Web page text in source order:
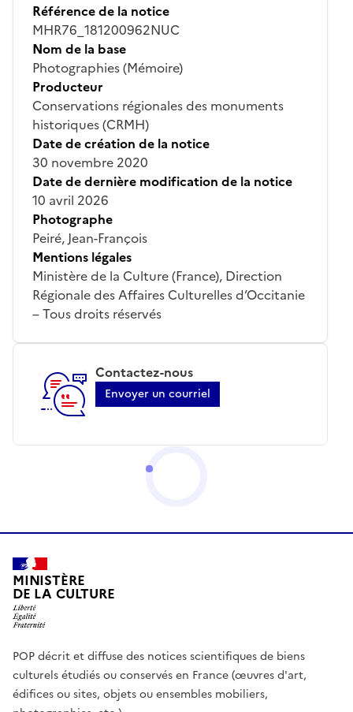
Référence de la notice
MHR76_181200962NUC
Nom de la base
Photographies (Mémoire)
Producteur
Conservations régionales des monuments
historiques (CRMH)
Date de création de la notice
30 novembre 2020
Date de dernière modification de la notice
10 avril 2026
Photographe
Peiré, Jean-François
Mentions légales
Ministère de la Culture (France), Direction
Régionale des Affaires Culturelles d’Occitanie
– Tous droits réservés
Contactez-nous
Envoyer un courriel
MINISTÈRE
DE LA CULTURE
POP décrit et diffuse des notices scientifiques de biens
culturels étudiés ou conservés en France (œuvres d'art,
édifices ou sites, objets ou ensembles mobiliers,